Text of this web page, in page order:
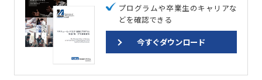
プログラムや卒業生のキャリアな
どを確認できる
今すぐダウンロード